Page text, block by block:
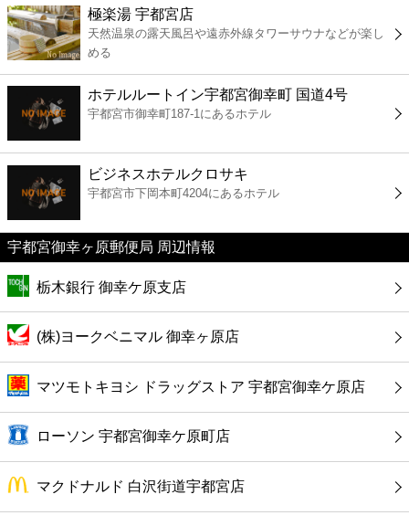
コンビニ
薬局
エンタメ
レジャー
書店
ファミレス
ファーストフード
カフェ
ショッピング
極楽湯 宇都宮店
天然温泉の露天風呂や遠赤外線タワーサウナなどが楽し
める
ホテルルートイン宇都宮御幸町 国道4号
宇都宮市御幸町187-1にあるホテル
ビジネスホテルクロサキ
宇都宮市下岡本町4204にあるホテル
宇都宮御幸ヶ原郵便局 周辺情報
栃木銀行 御幸ケ原支店
(株)ヨークベニマル 御幸ヶ原店
マツモトキヨシ ドラッグストア 宇都宮御幸ケ原店
ローソン 宇都宮御幸ケ原町店
マクドナルド 白沢街道宇都宮店